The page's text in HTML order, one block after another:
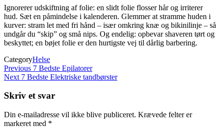
Ignorerer udskiftning af folie: en slidt folie flosser hår og irriterer
hud. Sæt en påmindelse i kalenderen. Glemmer at stramme huden i
kurver: stram let med fri hånd – især omkring knæ og bikinilinje – så
undgår du “skip” og små nips. Og endelig: opbevar shaveren tørt og
beskyttet; en bøjet folie er den hurtigste vej til dårlig barbering.
CategoryHelse
Indlægsnavigation
Previous
Post
Previous 7 Bedste Epilatorer
Next
Next 7 Bedste Elektriske tandbørster
Skriv et svar
Din e-mailadresse vil ikke blive publiceret. Krævede felter er
markeret med *